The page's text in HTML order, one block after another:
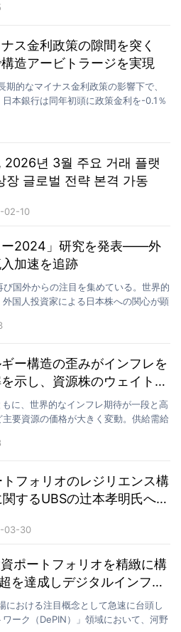
ス金利政策の隙間を突く
造アービトラージを実現
的なマイナス金利政策の影響下で、
本銀行は同年初頭に政策金利を-0.1％
2026년 3월 주요 거래 플랫
장 글로벌 전략 본격 가동
02-10
ー2024」研究を発表——外
加速を追跡
国外からの注目を集めている。世界的
国人投資家による日本株への関心が顕
ー構造の歪みがインフレを
示し、資源株のウェイトを
に、世界的なインフレ期待が一段と高
要資源の価格が大きく変動。供給需給
トフォリオのレジリエンス構
するUBSの辻本孝明氏への
03-30
ポートフォリオを精緻に構
を達成しデジタルインフラ
における注目概念として急速に台頭し
ーク（DePIN）」領域において、河野